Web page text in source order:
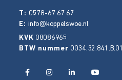
T: 0578-67 67 67
E:info@koppelswoe.nl
KVK 08086965
BTW nummer 0034.32.841.B.01